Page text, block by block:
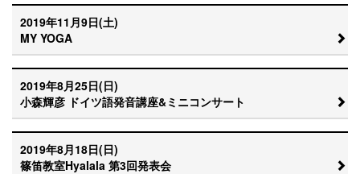
2019年11月9日(土)
MY YOGA
2019年8月25日(日)
小森輝彦 ドイツ語発音講座&ミニコンサート
2019年8月18日(日)
篠笛教室Hyalala 第3回発表会